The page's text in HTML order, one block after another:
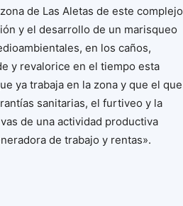
de Las Aletas de este complejo
y el desarrollo de un marisqueo
en los caños,
y revalorice en el tiempo esta
ya trabaja en la zona y que el que
sanitarias, el furtiveo y la
de una actividad productiva
de trabajo y rentas».